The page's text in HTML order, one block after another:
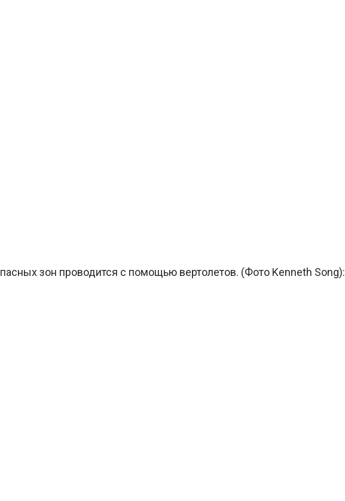
зон проводится с помощью вертолетов. (Фото Kenneth Song):